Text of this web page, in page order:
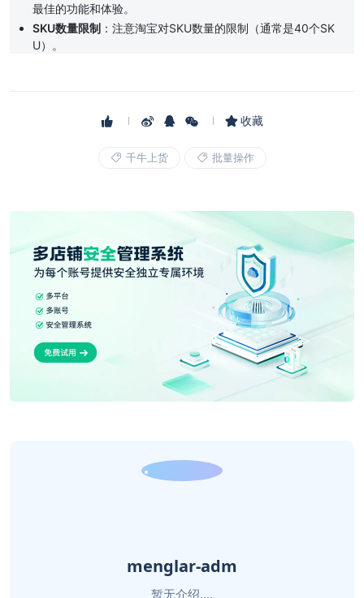
最佳的功能和体验。
SKU数量限制 ：注意淘宝对SKU数量的限制（通常是40个SK
U）。
收藏
千牛上货 批量操作
menglar-adm
暂无介绍....